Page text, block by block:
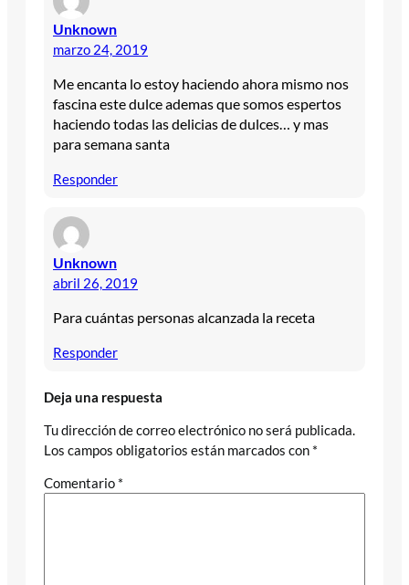
Unknown
marzo 24, 2019
Me encanta lo estoy haciendo ahora mismo nos
fascina este dulce ademas que somos espertos
haciendo todas las delicias de dulces… y mas
para semana santa
Responder
Unknown
abril 26, 2019
Para cuántas personas alcanzada la receta
Responder
Deja una respuesta
Tu dirección de correo electrónico no será publicada.
Los campos obligatorios están marcados con *
Comentario *